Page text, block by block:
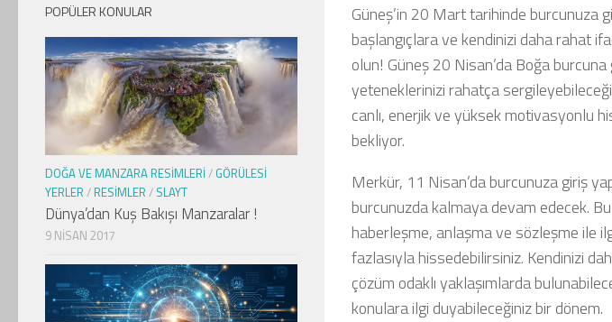
Güneş’in 20 Mart tarihinde burcunuza
başlangıçlara ve kendinizi daha rahat
olun! Güneş 20 Nisan’da Boğa
yeteneklerinizi rahatça
canlı, enerjik ve yüksek motivasyonlu
bekliyor.
Merkür, 11 Nisan’da burcunuza giriş
burcunuzda kalmaya devam edecek.
haberleşme, anlaşma ve sözleşme ile
fazlasıyla hissedebilirsiniz. Kendinizi
çözüm odaklı yaklaşımlarda
konulara ilgi duyabileceğiniz bir dönem.
POPÜLER KONULAR
DOĞA VE MANZARA RESIMLERI/ GÖRÜLESI
YERLER / RESIMLER / SLAYT
Dünya’dan Kuş Bakışı Manzaralar !
9 NISAN 2017